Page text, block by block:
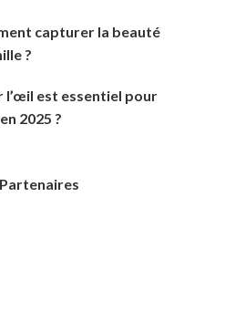
capturer la beauté
?
est essentiel pour
2025 ?